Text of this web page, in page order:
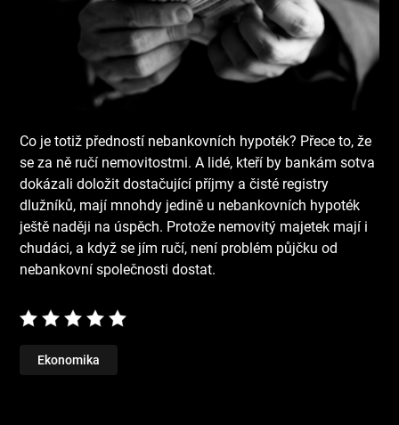
Co je totiž předností nebankovních hypoték? Přece to, že
se za ně ručí nemovitostmi. A lidé, kteří by bankám sotva
dokázali doložit dostačující příjmy a čisté registry
dlužníků, mají mnohdy jedině u nebankovních hypoték
ještě naději na úspěch. Protože nemovitý majetek mají i
chudáci, a když se jím ručí, není problém půjčku od
nebankovní společnosti dostat.
Ekonomika